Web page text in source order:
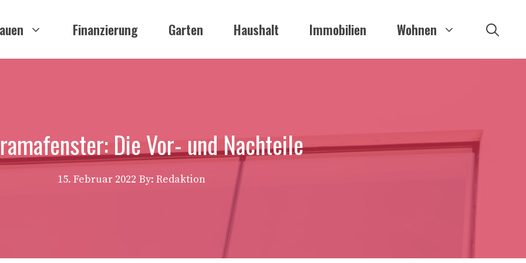
Finanzierung Garten Haushalt Immobilien Wohnen
Die Vor- und Nachteile
15. Februar 2022 By: Redaktion